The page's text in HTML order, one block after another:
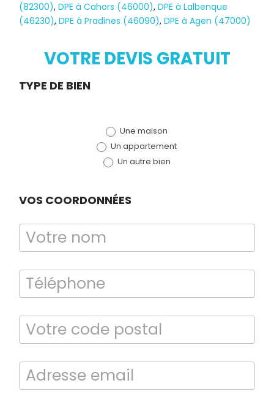
TERMITES
(82300),DPE à Cahors (46000),DPE à Lalbenque
(46230),DPE à Pradines (46090),DPE à Agen (47000)
VOTRE DEVIS GRATUIT
Demande
TYPE DE BIEN
Une maison
Un appartement
Un autre bien
VOS COORDONNÉES